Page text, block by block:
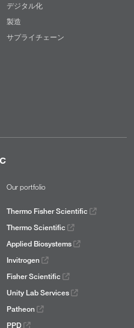
デジタル化
製造
サプライチェーン
Our portfolio
Thermo Fisher Scientific
Thermo Scientific
Applied Biosystems
Invitrogen
Fisher Scientific
Unity Lab Services
Patheon
PPD